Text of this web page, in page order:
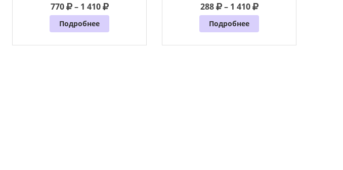
770 – 1 410
Подробнее
288 – 1 410
Подробнее